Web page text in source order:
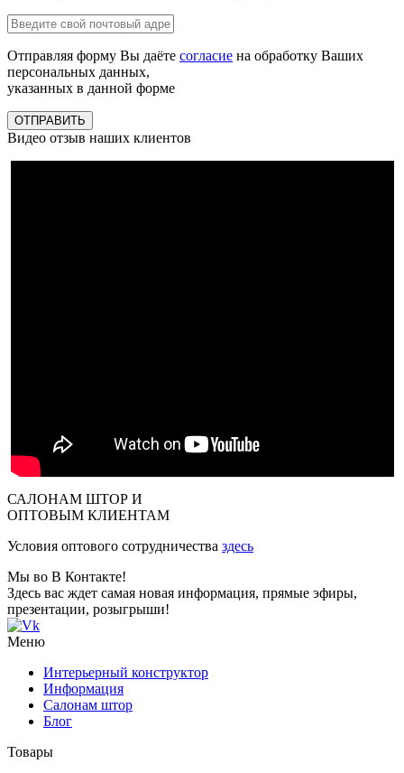
Отправляя форму Вы даёте согласие на обработку Ваших
персональных данных,
указанных в данной форме
ОТПРАВИТЬ
Видео отзыв наших клиентов
САЛОНАМ ШТОР И
ОПТОВЫМ КЛИЕНТАМ
Условия оптового сотрудничества здесь
Мы во В Контакте!
Здесь вас ждет самая новая информация, прямые эфиры,
презентации, розыгрыши!
Меню
Интерьерный конструктор
Информация
Салонам штор
Блог
Товары